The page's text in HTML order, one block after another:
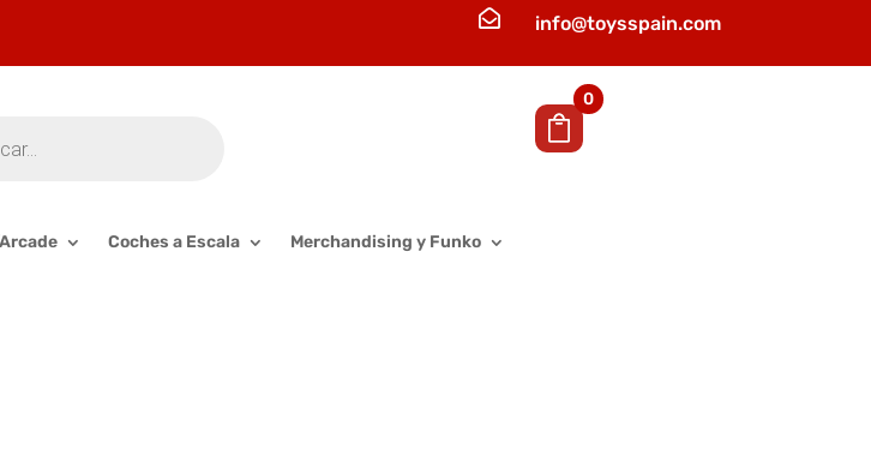
 info@toysspain.com
0
Coches a Escala Merchandising y Funko